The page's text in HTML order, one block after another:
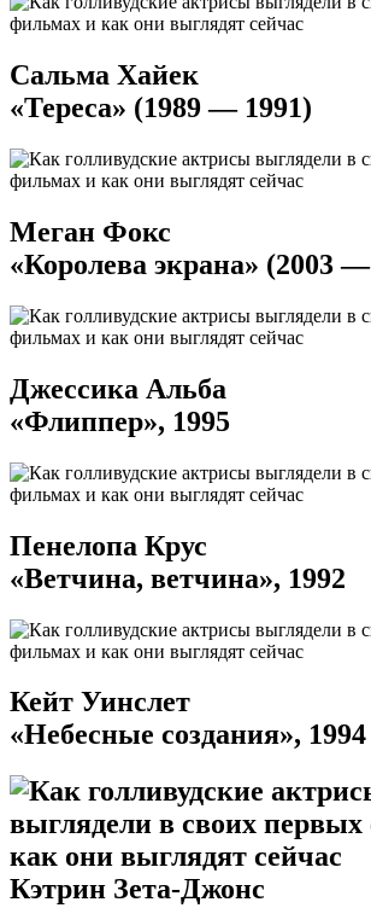
Сальма Хайек
«Тереса» (1989 — 1991)
Меган Фокс
«Королева экрана» (2003
Джессика Альба
«Флиппер», 1995
Пенелопа Крус
«Ветчина, ветчина», 1992
Кейт Уинслет
«Небесные создания», 1994
Кэтрин Зета-Джонс